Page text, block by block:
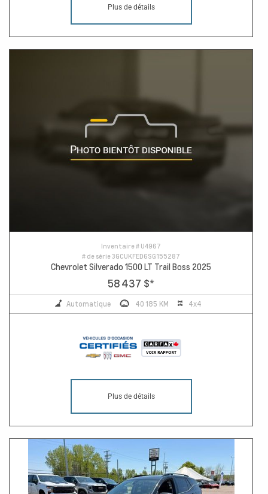
Plus de détails
Inventaire # U4967
# de série3GCUKFED6SG155287
Chevrolet Silverado 1500 LT Trail Boss 2025
58 437 $*
Automatique 40 185 KM 4x4
Plus de détails